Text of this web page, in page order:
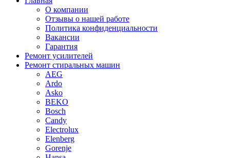
О компании
Отзывы о нашей работе
Политика конфиденциальности
Вакансии
Гарантия
Ремонт усилителей
Ремонт стиральных машин
AEG
Ardo
Asko
BEKO
Bosch
Candy
Electrolux
Elenberg
Gorenje